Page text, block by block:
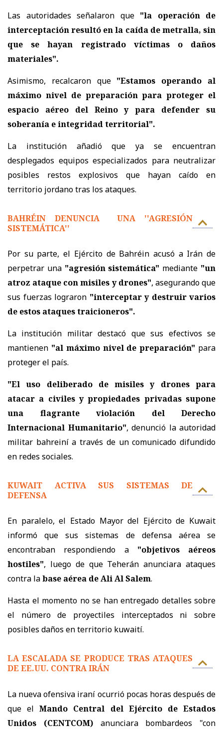
Las autoridades señalaron que "la operación de
interceptación resultó en la caída de metralla, sin
que se hayan registrado víctimas o daños
materiales".
Asimismo, recalcaron que "Estamos operando al
máximo nivel de preparación para proteger el
espacio aéreo del Reino y para defender su
soberanía e integridad territorial".
La institución añadió que ya se encuentran
desplegados equipos especializados para neutralizar
posibles restos explosivos que hayan caído en
territorio jordano tras los ataques.
BAHRÉIN DENUNCIA UNA ''AGRESIÓN
SISTEMÁTICA''
Por su parte, el Ejército de Bahréin acusó a Irán de
perpetrar una "agresión sistemática" mediante "un
atroz ataque con misiles y drones", asegurando que
sus fuerzas lograron "interceptar y destruir varios
de estos ataques traicioneros".
La institución militar destacó que sus efectivos se
mantienen "al máximo nivel de preparación" para
proteger el país.
"El uso deliberado de misiles y drones para
atacar a civiles y propiedades privadas supone
una flagrante violación del Derecho
Internacional Humanitario", denunció la autoridad
militar bahreiní a través de un comunicado difundido
en redes sociales.
KUWAIT ACTIVA SUS SISTEMAS DE
DEFENSA
En paralelo, el Estado Mayor del Ejército de Kuwait
informó que sus sistemas de defensa aérea se
encontraban respondiendo a "objetivos aéreos
hostiles", luego de que Teherán anunciara ataques
contra labase aérea de Ali Al Salem.
Hasta el momento no se han entregado detalles sobre
el número de proyectiles interceptados ni sobre
posibles daños en territorio kuwaití.
LA ESCALADA SE PRODUCE TRAS ATAQUES
DE EE.UU. CONTRA IRÁN
La nueva ofensiva iraní ocurrió pocas horas después de
que elMando Central del Ejército de Estados
Unidos (CENTCOM)anunciara bombardeos "con